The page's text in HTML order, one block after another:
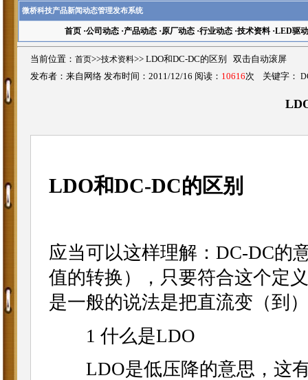
微桥科技产品新闻动态管理发布系统
首页·公司动态·产品动态·原厂动态·行业动态·技术资料·LED驱动
当前位置： 首页>>技术资料>> LDO和DC-DC的区别 双击自动滚屏
发布者：来自网络 发布时间：2011/12/16 阅读： 10616次 关键字：
LDO和DC-DC的区别
应当可以这样理解：DC-DC的
值的转换），只要符合这个定
是一般的说法是把直流变（到
1 什么是LDO
LDO是低压降的意思，这有